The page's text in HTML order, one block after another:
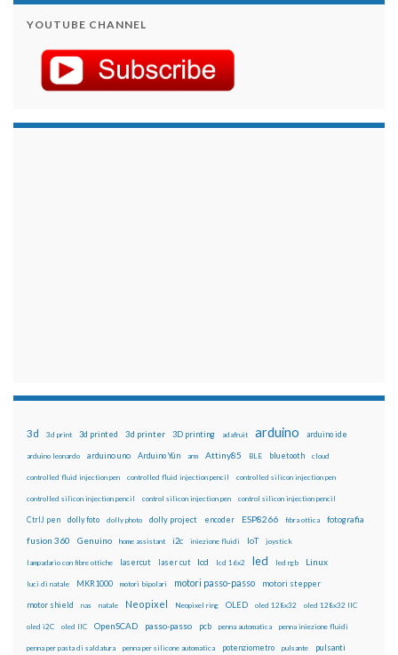
YOUTUBE CHANNEL
3d 3d print 3d printed 3d printer 3D printing adafruit arduino arduino ide
arduino leonardo arduino uno Arduino Yún arm Attiny85 BLE bluetooth cloud
controlled fluid injection pen controlled fluid injection pencil controlled silicon injection pen
controlled silicon injection pencil control silicon injection pen control silicon injection pencil
CtrlJ pen dolly foto dolly photo dolly project encoder ESP8266 fibra ottica fotografia
fusion 360 Genuino home assistant i2c iniezione fluidi IoT joystick
lampadario con fibre ottiche lasercut laser cut lcd lcd 16x2 led led rgb Linux
luci di natale MKR1000 motori bipolari motori passo-passo motori stepper
motor shield nas natale Neopixel Neopixel ring OLED oled 128x32 oled 128x32 IIC
oled i2C oled IIC OpenSCAD passo-passo pcb penna automatica penna iniezione fluidi
penna per pasta di saldatura penna per silicone automatica potenziometro pulsante pulsanti